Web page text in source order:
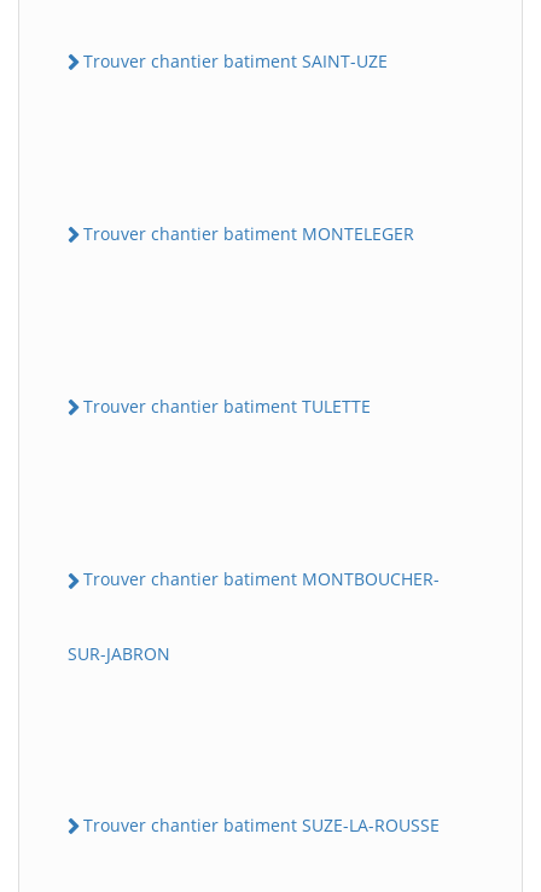
Trouver chantier batiment SAINT-UZE
Trouver chantier batiment MONTELEGER
Trouver chantier batiment TULETTE
Trouver chantier batiment MONTBOUCHER-
SUR-JABRON
Trouver chantier batiment SUZE-LA-ROUSSE